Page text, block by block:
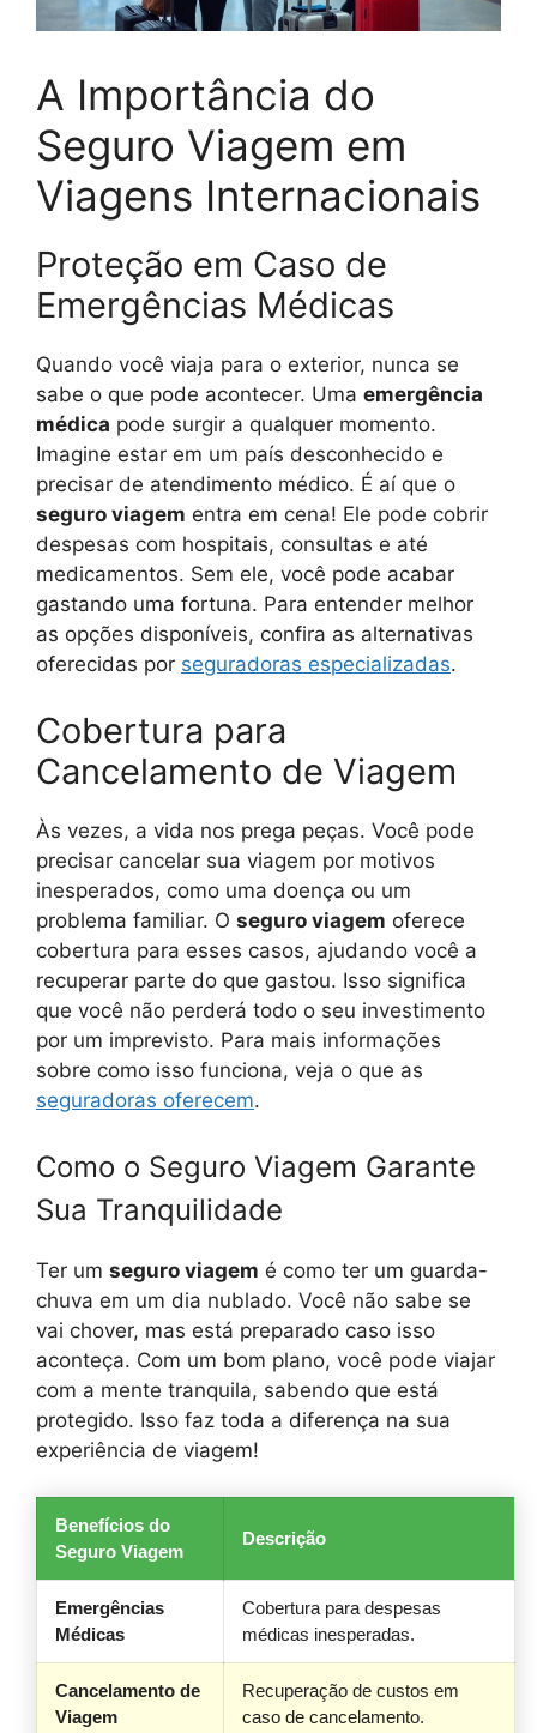
A Importância do
Seguro Viagem em
Viagens Internacionais
Proteção em Caso de
Emergências Médicas
Quando você viaja para o exterior, nunca se
sabe o que pode acontecer. Uma emergência
médica pode surgir a qualquer momento.
Imagine estar em um país desconhecido e
precisar de atendimento médico. É aí que o
seguro viagem entra em cena! Ele pode cobrir
despesas com hospitais, consultas e até
medicamentos. Sem ele, você pode acabar
gastando uma fortuna. Para entender melhor
as opções disponíveis, confira as alternativas
oferecidas por seguradoras especializadas.
Cobertura para
Cancelamento de Viagem
Às vezes, a vida nos prega peças. Você pode
precisar cancelar sua viagem por motivos
inesperados, como uma doença ou um
problema familiar. O seguro viagem oferece
cobertura para esses casos, ajudando você a
recuperar parte do que gastou. Isso significa
que você não perderá todo o seu investimento
por um imprevisto. Para mais informações
sobre como isso funciona, veja o que as
seguradoras oferecem.
Como o Seguro Viagem Garante
Sua Tranquilidade
Ter um seguro viagem é como ter um guarda-
chuva em um dia nublado. Você não sabe se
vai chover, mas está preparado caso isso
aconteça. Com um bom plano, você pode viajar
com a mente tranquila, sabendo que está
protegido. Isso faz toda a diferença na sua
experiência de viagem!
Benefícios do
Seguro Viagem
Descrição
Emergências
Médicas
Cobertura para despesas
médicas inesperadas.
Cancelamento de
Viagem
Recuperação de custos em
caso de cancelamento.